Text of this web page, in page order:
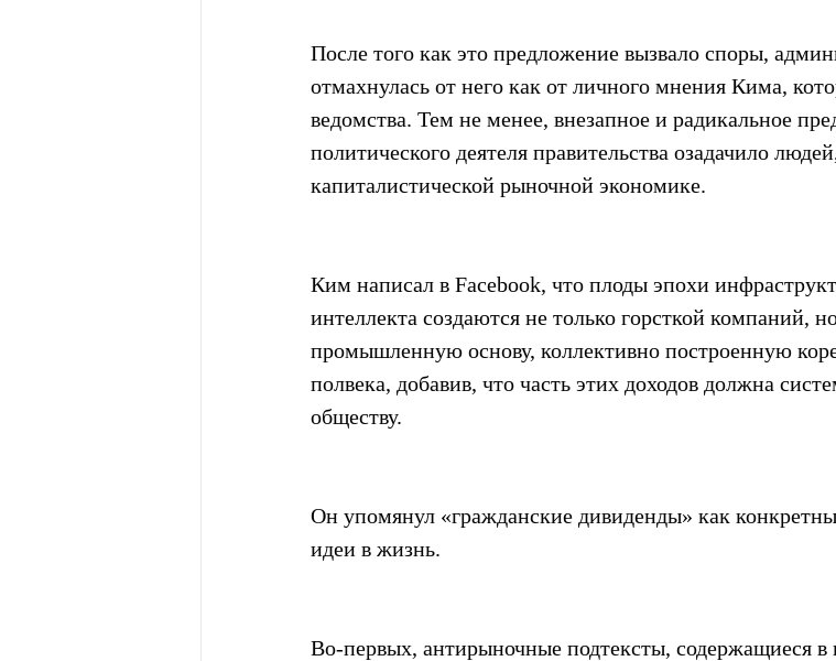
После того как это предложение вызвало споры,
отмахнулась от него как от личного мнения Кима,
ведомства. Тем не менее, внезапное и радикальное
политического деятеля правительства озадачило
капиталистической рыночной экономике.
Ким написал в Facebook, что плоды эпохи
интеллекта создаются не только горсткой компаний,
промышленную основу, коллективно построенную
полвека, добавив, что часть этих доходов должна
обществу.
Он упомянул «гражданские дивиденды» как
идеи в жизнь.
Во-первых, антирыночные подтексты, содержащиеся в